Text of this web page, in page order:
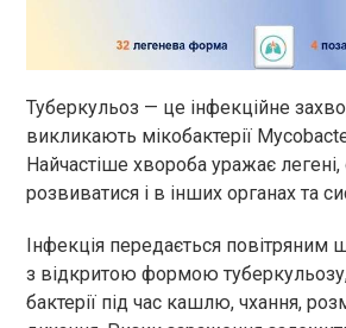
Туберкульоз — це інфекційне
викликають мікобактерії
Найчастіше хвороба уражає
розвиватися і в інших органах та
Інфекція передається
з відкритою формою
бактерії під час кашлю, чхання,